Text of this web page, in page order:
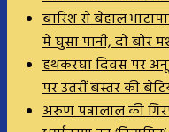
बारिश से बेहाल
में घुसा पानी, दो बोर
हथकरघा दिवस पर
पर उतरीं बस्तर की
अरुण पन्नालाल की